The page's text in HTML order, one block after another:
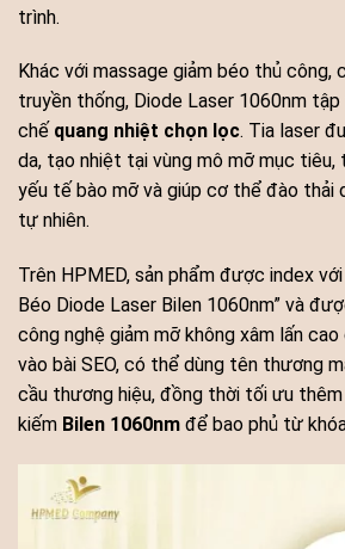
trình.
Khác với massage giảm béo thủ công,
truyền thống, Diode Laser 1060nm
chế quang nhiệt chọn lọc. Tia laser
da, tạo nhiệt tại vùng mô mỡ mục
yếu tế bào mỡ và giúp cơ thể đào thải
tự nhiên.
Trên HPMED, sản phẩm được index
Béo Diode Laser Bilen 1060nm” và
công nghệ giảm mỡ không xâm lấn
vào bài SEO, có thể dùng tên thương
cầu thương hiệu, đồng thời tối ưu
kiếm Bilen 1060nm để bao phủ từ